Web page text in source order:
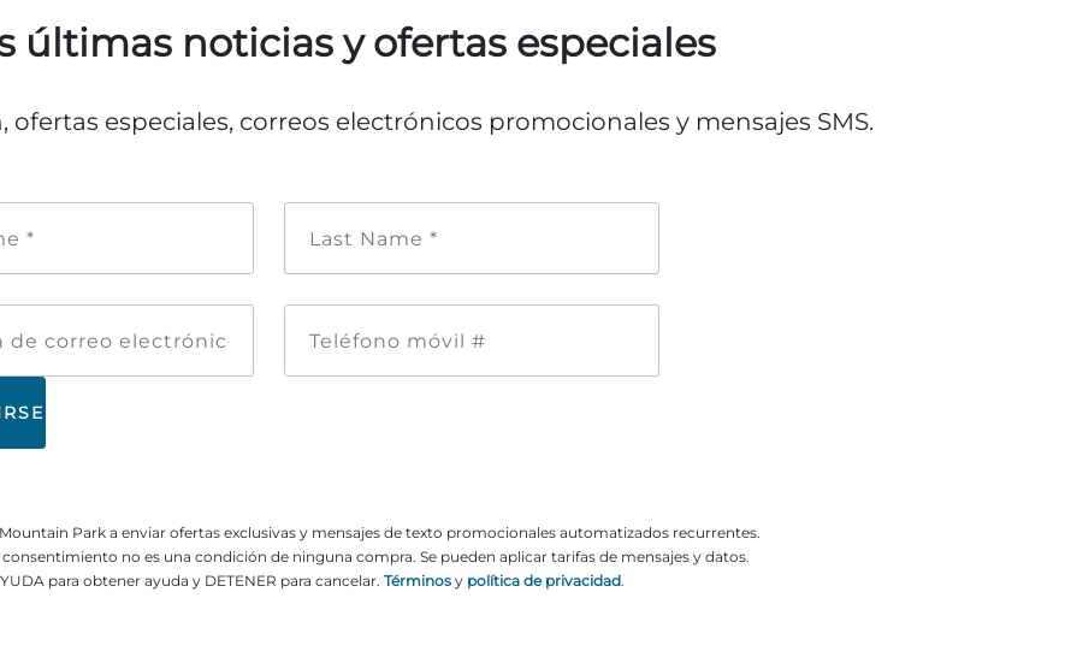
últimas noticias y ofertas especiales
ofertas especiales, correos electrónicos promocionales y mensajes SMS.
de
móvil
Park a enviar ofertas exclusivas y mensajes de texto promocionales automatizados recurrentes.
no es una condición de ninguna compra. Se pueden aplicar tarifas de mensajes y datos.
para obtener ayuda y DETENER para cancelar. Términos y política de privacidad.